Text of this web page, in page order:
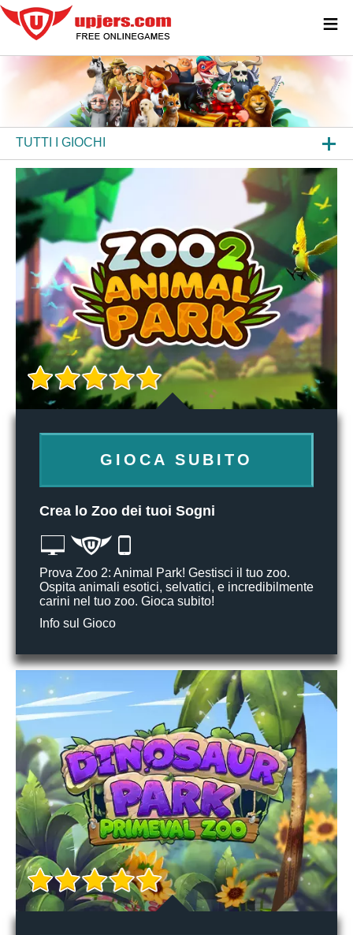
TUTTI I GIOCHI
GIOCHI PER BROWSER
GIOCHI DA SCARICARE
APP
ALTRE PIATTAFORME
GIOCA SUBITO
Crea lo Zoo dei tuoi Sogni
Prova Zoo 2: Animal Park! Gestisci il tuo zoo.
Ospita animali esotici, selvatici, e incredibilmente
carini nel tuo zoo. Gioca subito!
Info sul Gioco
≡